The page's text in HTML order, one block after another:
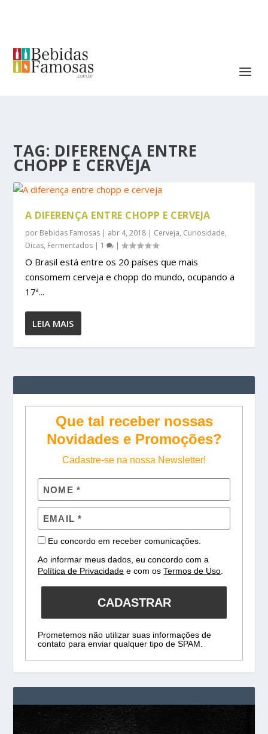
TAG: DIFERENÇA ENTRE
CHOPP E CERVEJA
A DIFERENÇA ENTRE CHOPP E CERVEJA
por Bebidas Famosas | abr 4, 2018 | Cerveja, Curiosidade,
Dicas, Fermentados | 1 |
O Brasil está entre os 20 países que mais
consomem cerveja e chopp do mundo, ocupando a
17ª...
LEIA MAIS
Que tal receber nossas
Novidades e Promoções?
Cadastre-se na nossa Newsletter!
Eu concordo em receber comunicações.
Ao informar meus dados, eu concordo com a
Política de Privacidade e com osTermos de Uso
CADASTRAR
Prometemos não utilizar suas informações de
contato para enviar qualquer tipo de SPAM.